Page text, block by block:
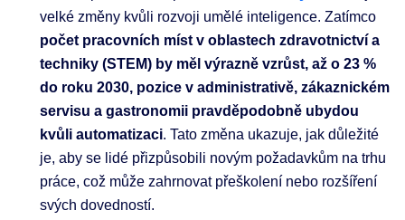
velké změny kvůli rozvoji umělé inteligence. Zatímco
počet pracovních míst v oblastech zdravotnictví a
techniky (STEM) by měl výrazně vzrůst, až o 23 %
do roku 2030, pozice v administrativě, zákaznickém
servisu a gastronomii pravděpodobně ubydou
kvůli automatizaci. Tato změna ukazuje, jak důležité
je, aby se lidé přizpůsobili novým požadavkům na trhu
práce, což může zahrnovat přeškolení nebo rozšíření
svých dovedností.